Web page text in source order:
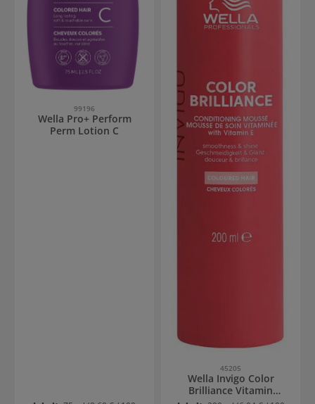
99196
Wella Pro+ Perform
Perm Lotion C
45205
Wella Invigo Color
Brilliance Vitamin